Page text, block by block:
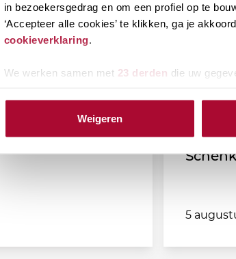
in bezoekersgedrag en om een profiel op te
‘Accepteer alle cookies’ te klikken, ga je
cookieverklaring.
We werken samen met 23 derden die uw
Weigeren
RB
Rina
5